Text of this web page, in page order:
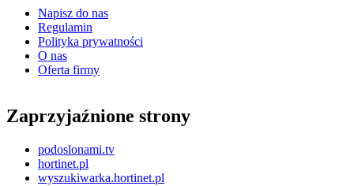
Napisz do nas
Regulamin
Polityka prywatności
O nas
Oferta firmy
Zaprzyjaźnione strony
podoslonami.tv
hortinet.pl
wyszukiwarka.hortinet.pl